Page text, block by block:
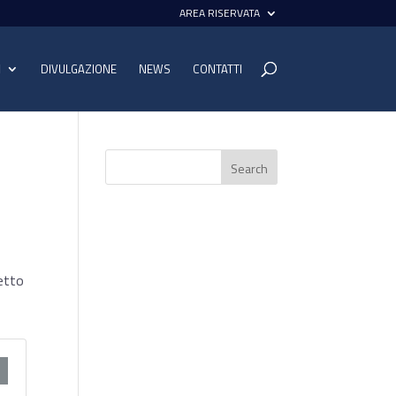
AREA RISERVATA
DIVULGAZIONE NEWS CONTATTI